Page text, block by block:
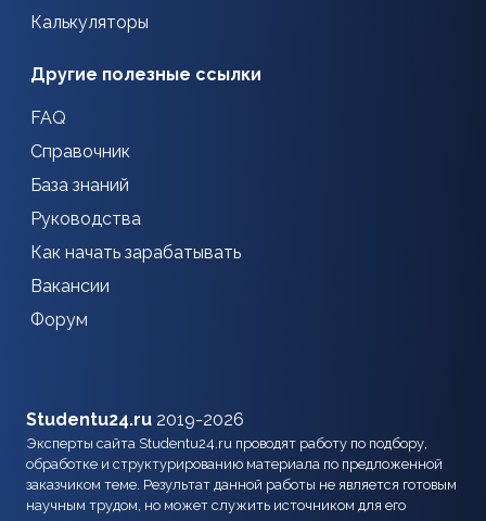
Калькуляторы
Другие полезные ссылки
FAQ
Справочник
База знаний
Руководства
Как начать зарабатывать
Вакансии
Форум
Studentu24.ru 2019-2026
Эксперты сайта Studentu24.ru проводят работу по подбору,
обработке и структурированию материала по предложенной
заказчиком теме. Результат данной работы не является готовым
научным трудом, но может служить источником для его